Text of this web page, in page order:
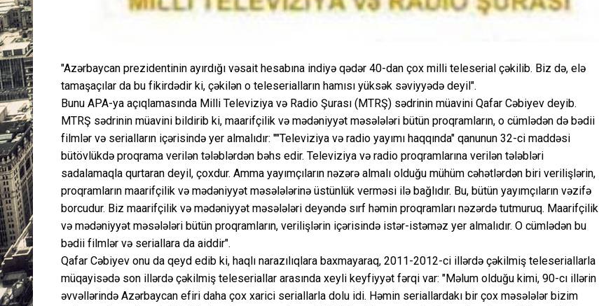
"Azərbaycan prezidentinin ayırdığı vəsait hesabına indiyə qədər 40-dan çox milli teleserial çəkilib. Biz də, elə
tamaşaçılar da bu fikirdədir ki, çəkilən o teleserialların hamısı yüksək səviyyədə deyil".
Bunu APA-ya açıqlamasında Milli Televiziya və Radio Şurası (MTRŞ) sədrinin müavini Qafar Cəbiyev deyib.
MTRŞ sədrinin müavini bildirib ki, maarifçilik və mədəniyyət məsələləri bütün proqramların, o cümlədən də bədii
filmlər və serialların içərisində yer almalıdır: ""Televiziya və radio yayımı haqqında" qanunun 32-ci maddəsi
bütövlükdə proqrama verilən tələblərdən bəhs edir. Televiziya və radio proqramlarına verilən tələbləri
sadalamaqla qurtaran deyil, çoxdur. Amma yayımçıların nəzərə almalı olduğu mühüm cəhətlərdən biri verilişlərin,
proqramların maarifçilik və mədəniyyət məsələlərinə üstünlük verməsi ilə bağlıdır. Bu, bütün yayımçıların vəzifə
borcudur. Biz maarifçilik və mədəniyyət məsələləri deyəndə sırf həmin proqramları nəzərdə tutmuruq. Maarifçilik
və mədəniyyət məsələləri bütün proqramların, verilişlərin içərisində istər-istəməz yer almalıdır. O cümlədən bu
bədii filmlər və seriallara da aiddir".
Qafar Cəbiyev onu da qeyd edib ki, haqlı narazılıqlara baxmayaraq, 2011-2012-ci illərdə çəkilmiş teleseriallarla
müqayisədə son illərdə çəkilmiş teleseriallar arasında xeyli keyfiyyət fərqi var: "Məlum olduğu kimi, 90-cı illərin
əvvəllərində Azərbaycan efiri daha çox xarici seriallarla dolu idi. Həmin seriallardakı bir çox məsələlər bizim